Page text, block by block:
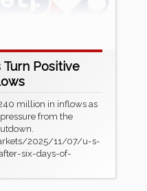
Turn Positive
million in inflows as
from the
2025/11/07/u-s-
six-days-of-